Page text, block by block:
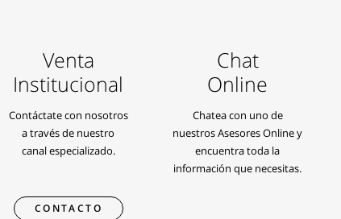
Venta
Institucional
Contáctate con nosotros
a través de nuestro
canal especializado.
CONTACTO
Chat
Online
Chatea con uno de
nuestros Asesores Online y
encuentra toda la
información que necesitas.